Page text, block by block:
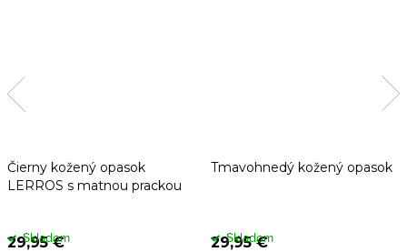
Čierny kožený opasok
LERROS s matnou prackou
29,95 €
Skladom
Tmavohnedý kožený opasok
29,95 €
Skladom